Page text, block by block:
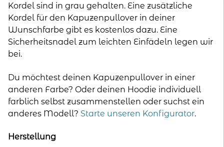
Kordel sind in grau gehalten. Eine zusätzliche
Kordel für den Kapuzenpullover in deiner
Wunschfarbe gibt es kostenlos dazu. Eine
Sicherheitsnadel zum leichten Einfädeln legen wir
bei.
Du möchtest deinen Kapuzenpullover in einer
anderen Farbe? Oder deinen Hoodie individuell
farblich selbst zusammenstellen oder suchst ein
anderes Modell? Starte unseren Konfigurator.
Herstellung